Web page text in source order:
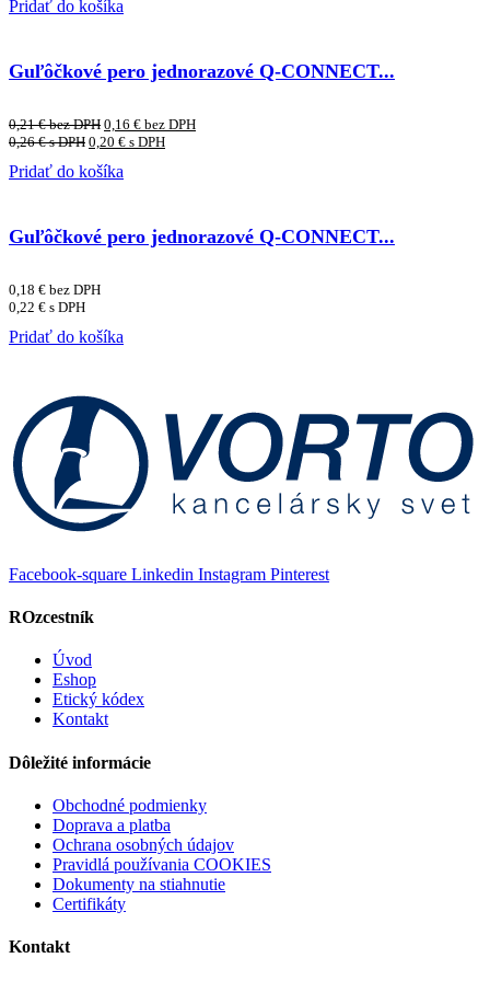
Pridať do košíka
Guľôčkové pero jednorazové Q-CONNECT...
0,21€bez DPH 0,16 € bez DPH
0,26€s DPH 0,20 € s DPH
Pridať do košíka
Guľôčkové pero jednorazové Q-CONNECT...
0,18 € bez DPH
0,22 € s DPH
Pridať do košíka
Facebook-square Linkedin Instagram Pinterest
ROzcestník
Úvod
Eshop
Etický kódex
Kontakt
Dôležité informácie
Obchodné podmienky
Doprava a platba
Ochrana osobných údajov
Pravidlá používania COOKIES
Dokumenty na stiahnutie
Certifikáty
Kontakt